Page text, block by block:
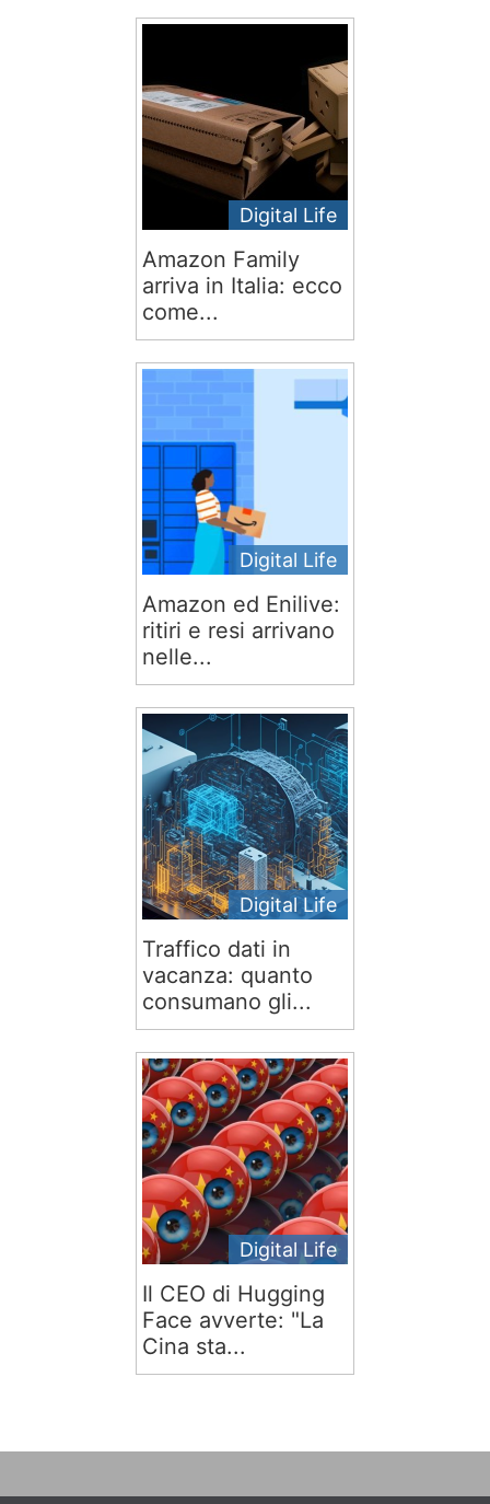
Digital Life
Amazon Family
arriva in Italia: ecco
come...
Digital Life
Amazon ed Enilive:
ritiri e resi arrivano
nelle...
Digital Life
Traffico dati in
vacanza: quanto
consumano gli...
Digital Life
Il CEO di Hugging
Face avverte: "La
Cina sta...